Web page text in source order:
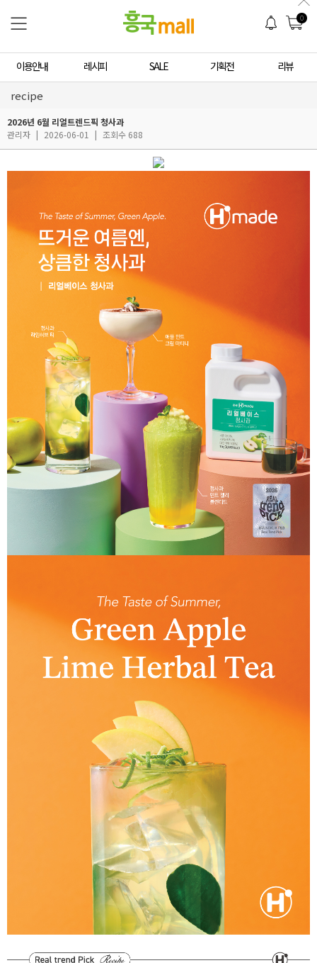
0
이용안내 레시피 SALE 기획전 리뷰
recipe
2026년 6월 리얼트렌드픽 청사과
관리자 | 2026-06-01 | 조회수 688